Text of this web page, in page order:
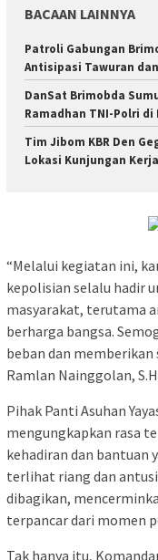
BACAAN LAINNYA
Patroli Gabungan
Antisipasi Tawuran
DanSat Brimobda
Ramadhan TNI-Polri
Tim Jibom KBR Den
Lokasi Kunjungan
“Melalui kegiatan ini,
kepolisian selalu hadir
masyarakat, terutama
berharga bangsa.
beban dan memberikan
Ramlan Nainggolan,
Pihak Panti Asuhan
mengungkapkan rasa
kehadiran dan bantuan
terlihat riang dan
dibagikan,
terpancar dari momen
Tak hanya itu,